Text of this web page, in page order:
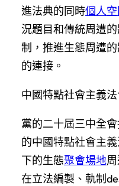
進法典的同時個人空
況題目和傳統周遭
制，推進生態周遭
的連接。
中國特點社會主義
黨的二十屆三中全
的中國特點社會主
下的生態聚會場地
在立法編製、軌制